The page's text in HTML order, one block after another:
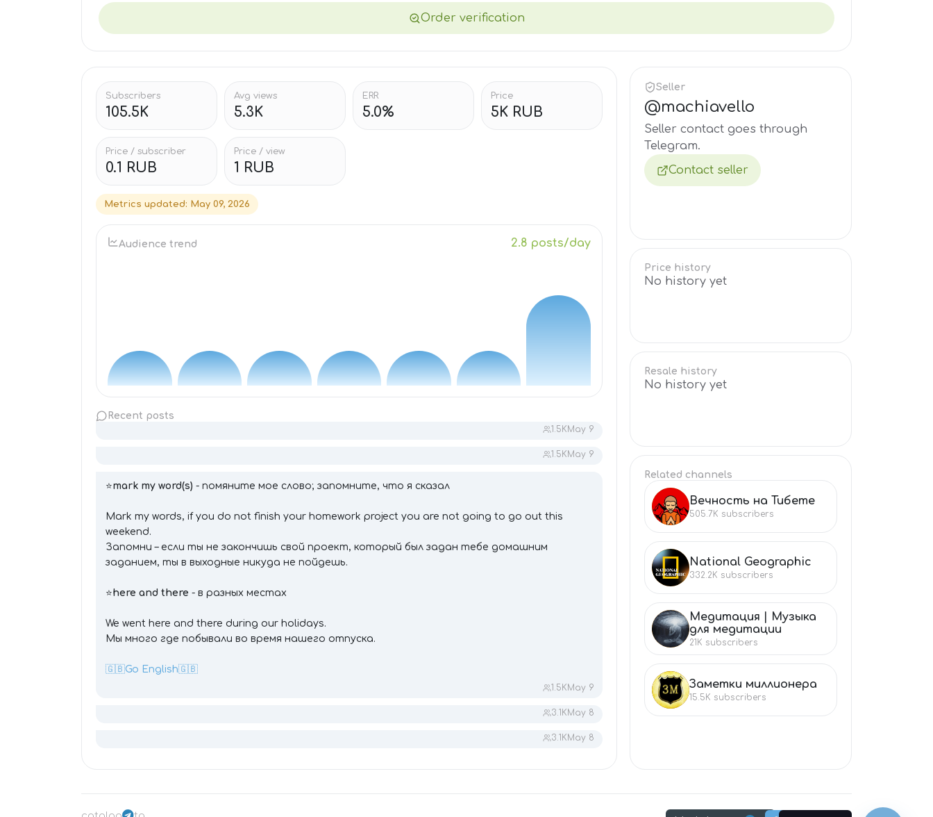
Order verification
Subscribers
105.5K
Avg views
5.3K
ERR
5.0%
Price
5K RUB
Price / subscriber
0.1 RUB
Price / view
1 RUB
Metrics updated: May 09, 2026
Audience trend 2.8 posts/day
Recent posts
1.5K May 9
1.5K May 9
⭐️mark my word(s) - помяните мое слово; запомните, что я сказал
Mark my words, if you do not finish your homework project you are not going to go out this
weekend.
Запомни – если ты не закончишь свой проект, который был задан тебе домашним
заданием, ты в выходные никуда не пойдешь.
⭐️here and there - в разных местах
We went here and there during our holidays.
Мы много где побывали во время нашего отпуска.
🇬🇧Go English🇬🇧
1.5K May 9
3.1K May 8
3.1K May 8
Seller
@machiavello
Seller contact goes through
Telegram.
Contact seller
Price history
No history yet
Resale history
No history yet
Related channels
ВЕ Вечность на Тибете
505.7K subscribers
NA National Geographic
332.2K subscribers
МЕ
Медитация | Музыка
для медитации
21K subscribers
ЗА Заметки миллионера
15.5K subscribers